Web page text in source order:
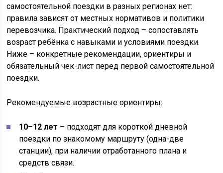
самостоятельной поездки в разных регионах нет:
правила зависят от местных нормативов и политики
перевозчика. Практический подход – сопоставлять
возраст ребёнка с навыками и условиями поездки.
Ниже – конкретные рекомендации, ориентиры и
обязательный чек-лист перед первой самостоятельной
поездки.
Рекомендуемые возрастные ориентиры:
10–12 лет – подходят для короткой дневной
поездки по знакомому маршруту (одна-две
станции), при наличии отработанного плана и
средств связи.